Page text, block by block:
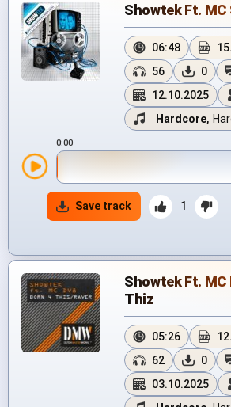
Showtek Ft.
06:48
56 0
12.10.2025
Hardcore,
0:00
Save track 1
Showtek Ft. MC
Thiz
05:26
62 0
03.10.2025